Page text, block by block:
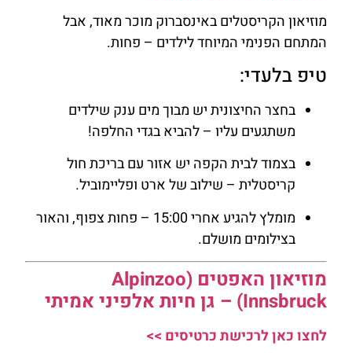
מוזיאון הקריסטלים באינסברוק מוכר מאוד, אבל
המתחם הפנימי המיוחד לילדים – פחות.
טיפ בלעדי:
בחצר החיצונית יש מבוך מים ענק שילדים
משתגעים עליו – להביא בגדי החלפה!
בצמוד לבית הקפה יש אזור עם בריכת חול
קריסטלית – שילוב של ארט ופליימוביל.
מומלץ להגיע אחרי 15:00 – פחות צפוף, והאור
בצילומים מושלם.
מוזיאון האפטים (Alpinzoo
Innsbruck) – גן חיות אלפיני אמיתי
לחצו כאן לרכישת כרטיסים >>